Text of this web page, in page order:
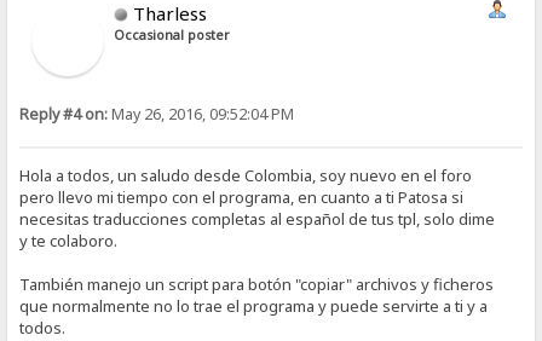
Tharless
Occasional poster
Reply #4 on:May 26, 2016, 09:52:04 PM
Hola a todos, un saludo desde Colombia, soy nuevo en el foro
pero llevo mi tiempo con el programa, en cuanto a ti Patosa si
necesitas traducciones completas al español de tus tpl, solo dime
y te colaboro.
También manejo un script para botón "copiar" archivos y ficheros
que normalmente no lo trae el programa y puede servirte a ti y a
todos.